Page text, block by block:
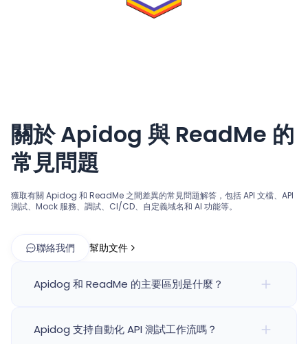
關於 Apidog 與 ReadMe 的
常見問題
獲取有關 Apidog 和 ReadMe 之間差異的常見問題解答，包括 API 文檔、API
測試、Mock 服務、調試、CI/CD、自定義域名和 AI 功能等。
聯絡我們 幫助文件
Apidog 和 ReadMe 的主要區別是什麼？
Apidog 支持自動化 API 測試工作流嗎？